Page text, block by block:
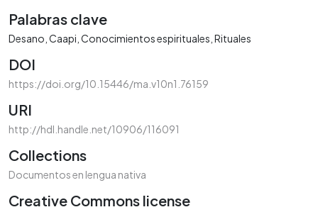
Palabras clave
Desano Caapi Conocimientos espirituales Rituales
DOI
https://doi.org/10.15446/ma.v10n1.76159
URI
http://hdl.handle.net/10906/116091
Collections
Documentos en lengua nativa
Creative Commons license